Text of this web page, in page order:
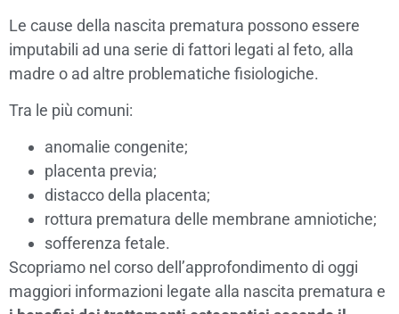
Le cause della nascita prematura possono essere
imputabili ad una serie di fattori legati al feto, alla
madre o ad altre problematiche fisiologiche.
Tra le più comuni:
anomalie congenite;
placenta previa;
distacco della placenta;
rottura prematura delle membrane amniotiche;
sofferenza fetale.
Scopriamo nel corso dell’approfondimento di oggi
maggiori informazioni legate alla nascita prematura e